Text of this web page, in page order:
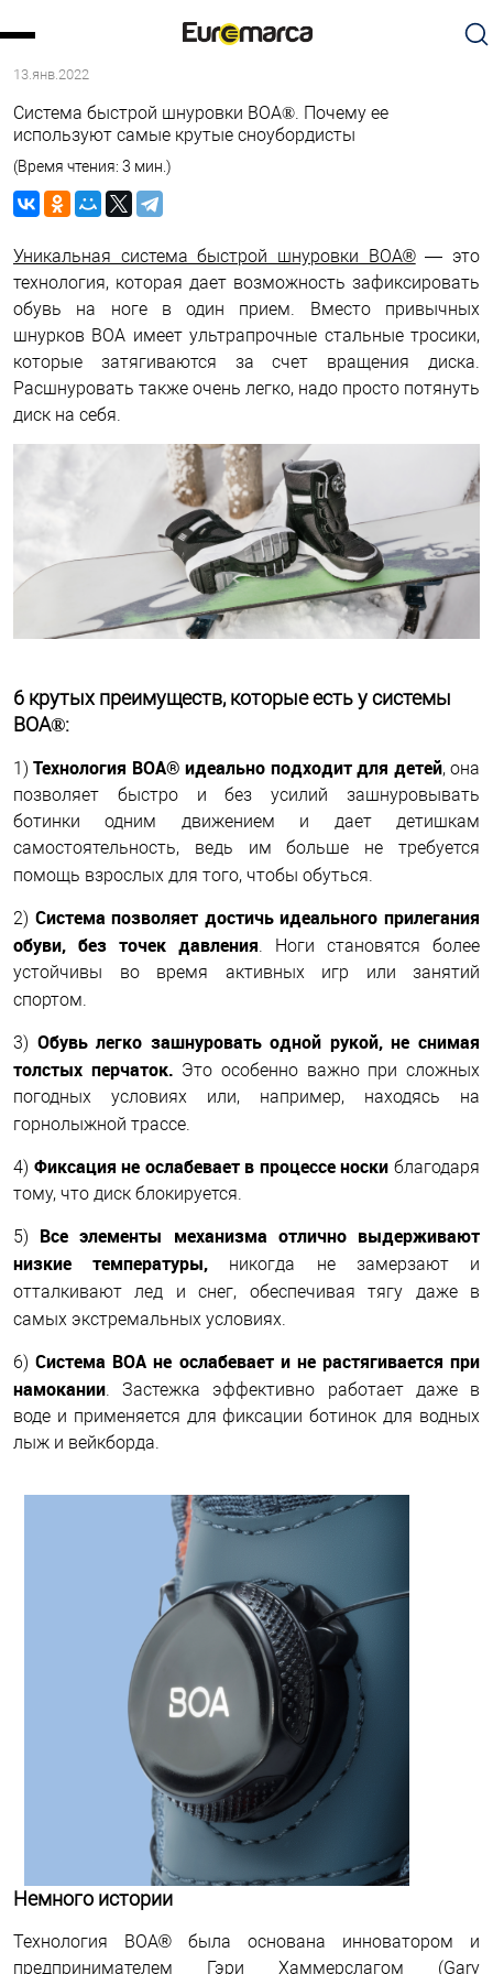
13.янв.2022
Система быстрой шнуровки BOA®. Почему ее
используют самые крутые сноубордисты
(Время чтения: 3 мин.)
Уникальная система быстрой шнуровки BOA®— это
технология, которая дает возможность зафиксировать
обувь на ноге в один прием. Вместо привычных
шнурков BOA имеет ультрапрочные стальные тросики,
которые затягиваются за счет вращения диска.
Расшнуровать также очень легко, надо просто потянуть
диск на себя.
6 крутых преимуществ, которые есть у системы
BOA®:
1) Технология BOA® идеально подходит для детей, она
позволяет быстро и без усилий зашнуровывать
ботинки одним движением и дает детишкам
самостоятельность, ведь им больше не требуется
помощь взрослых для того, чтобы обуться.
2) Система позволяет достичь идеального прилегания
обуви, без точек давления. Ноги становятся более
устойчивы во время активных игр или занятий
спортом.
3) Обувь легко зашнуровать одной рукой, не снимая
толстых перчаток. Это особенно важно при сложных
погодных условиях или, например, находясь на
горнолыжной трассе.
4) Фиксация не ослабевает в процессе носки благодаря
тому, что диск блокируется.
5) Все элементы механизма отлично выдерживают
низкие температуры, никогда не замерзают и
отталкивают лед и снег, обеспечивая тягу даже в
самых экстремальных условиях.
6)Система BOA не ослабевает и не растягивается при
намокании.Застежка эффективно работает даже в
воде и применяется для фиксации ботинок для водных
лыж и вейкборда.
Немного истории
Технология BOA® была основана инноватором и
предпринимателем Гэри Хаммерслагом (Gary